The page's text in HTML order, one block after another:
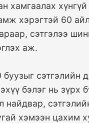
хамгаалах
хэрэгтэй 60
сэтгэлээ
аж.
буузыг сэтгэлийн
бэлэг нь зүрх
найдвар,
хэмээн цахим